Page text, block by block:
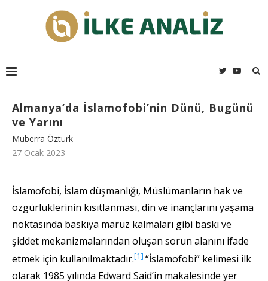
Almanya’da İslamofobi’nin Dünü, Bugünü
ve Yarını
Müberra Öztürk
27 Ocak 2023
İslamofobi, İslam düşmanlığı, Müslümanların hak ve
özgürlüklerinin kısıtlanması, din ve inançlarını yaşama
noktasında baskıya maruz kalmaları gibi baskı ve
şiddet mekanizmalarından oluşan sorun alanını ifade
etmek için kullanılmaktadır.[1] “İslamofobi” kelimesi ilk
olarak 1985 yılında Edward Said’in makalesinde yer